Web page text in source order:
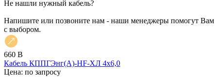
Не нашли нужный кабель?
Напишите или позвоните нам - наши менеджеры помогут Вам
с выбором.
660 В
Кабель КППГЭнг(А)-HF-ХЛ 4х6,0
Цена: по запросу